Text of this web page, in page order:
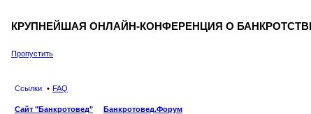
КРУПНЕЙШАЯ ОНЛАЙН-КОНФЕРЕНЦИЯ О
Пропустить
Ссылки FAQ
Сайт "Банкротовед" Банкротовед.Форум